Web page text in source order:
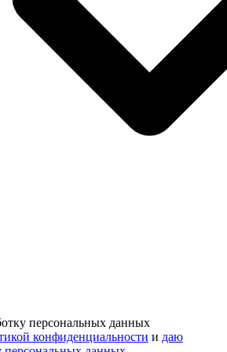
персональных данных
конфиденциальности и даю